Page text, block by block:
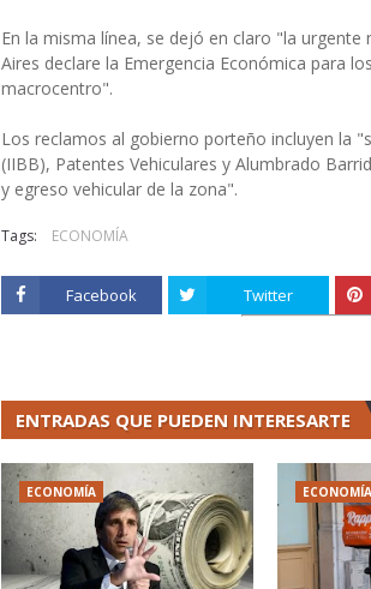
En la misma línea, se dejó en claro "la
Aires declare la Emergencia Económica para
macrocentro".
Los reclamos al gobierno porteño incluyen la
(IIBB), Patentes Vehiculares y Alumbrado
y egreso vehicular de la zona".
Tags: ECONOMÍA
Facebook Twitter
ENTRADAS QUE PUEDEN INTERESARTE
ECONOMÍA ECONOMÍA